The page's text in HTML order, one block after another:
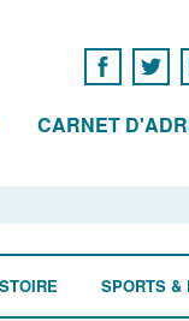
CARNET
SPORTS &